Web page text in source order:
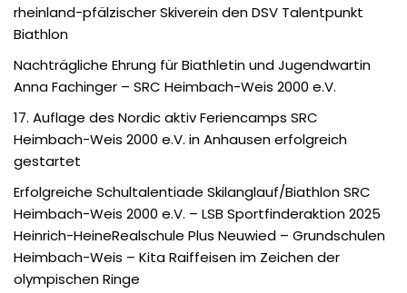
rheinland-pfälzischer Skiverein den DSV Talentpunkt
Biathlon
Nachträgliche Ehrung für Biathletin und Jugendwartin
Anna Fachinger – SRC Heimbach-Weis 2000 e.V.
17. Auflage des Nordic aktiv Feriencamps SRC
Heimbach-Weis 2000 e.V. in Anhausen erfolgreich
gestartet
Erfolgreiche Schultalentiade Skilanglauf/Biathlon SRC
Heimbach-Weis 2000 e.V. – LSB Sportfinderaktion 2025
Heinrich-HeineRealschule Plus Neuwied – Grundschulen
Heimbach-Weis – Kita Raiffeisen im Zeichen der
olympischen Ringe